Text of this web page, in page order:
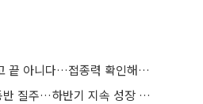
“폐렴구균 백신, 맞았다고 끝 아니다…접종력 확인해야”
셀트리온, 매출·영업익 동반 질주…하반기 지속 성장 전망에 주목